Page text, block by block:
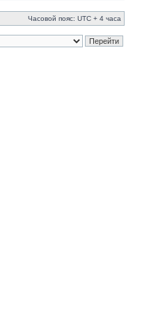
Часовой пояс: UTC + 4 часа